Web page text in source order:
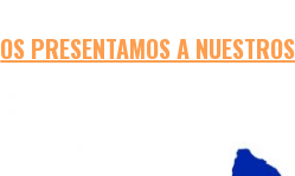
OS PRESENTAMOS A